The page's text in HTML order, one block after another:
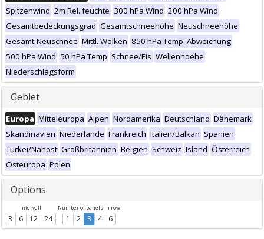
Spitzenwind 2m Rel. feuchte 300 hPa Wind 200 hPa Wind
Gesamtbedeckungsgrad Gesamtschneehöhe Neuschneehöhe
Gesamt-Neuschnee Mittl. Wolken 850 hPa Temp. Abweichung
500 hPa Wind 50 hPa Temp Schnee/Eis Wellenhoehe
Niederschlagsform
Gebiet
Europa Mitteleuropa Alpen Nordamerika Deutschland Dänemark
Skandinavien Niederlande Frankreich Italien/Balkan Spanien
Türkei/Nahost Großbritannien Belgien Schweiz Island Österreich
Osteuropa Polen
Options
Intervall
3 6 12 24
Number of panels in row
1 2 3 4 6